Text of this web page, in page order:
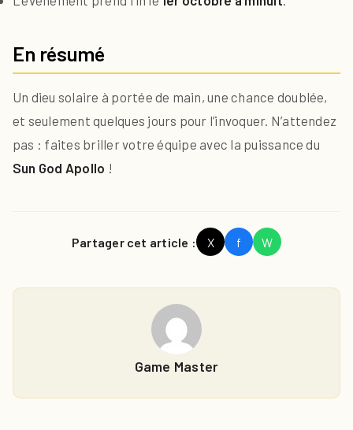
En résumé
Un dieu solaire à portée de main, une chance doublée,
et seulement quelques jours pour l’invoquer. N’attendez
pas : faites briller votre équipe avec la puissance du
Sun God Apollo !
Partager cet article : X f W
Game Master